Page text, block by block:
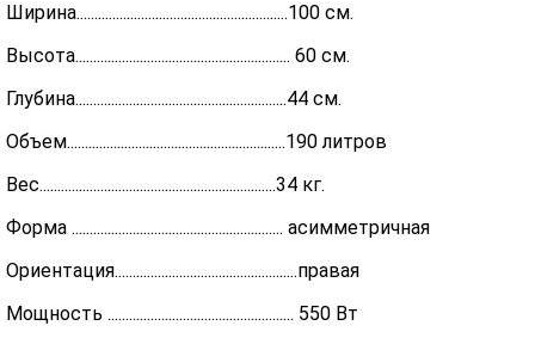
Ширина...........................................................100 см.
Высота............................................................ 60 см.
Глубина...........................................................44 см.
Объем.............................................................190 литров
Вес..................................................................34 кг.
Форма ........................................................... асимметричная
Ориентация...................................................правая
Мощность .................................................... 550 Вт